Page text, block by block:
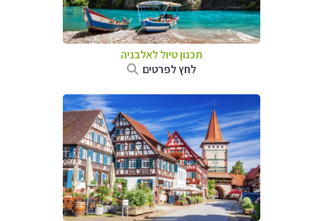
תכנון טיול לאלבניה
לחץ לפרטים